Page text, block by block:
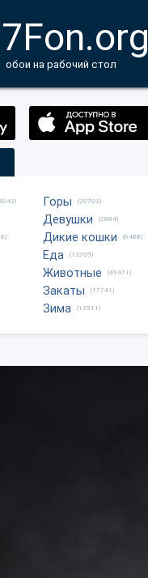
7Fon.org
обои на рабочий стол
Горы (20702)
Девушки (2684)
Дикие кошки (6488)
Еда (13705)
Животные (49471)
Закаты (17741)
Зима (13511)